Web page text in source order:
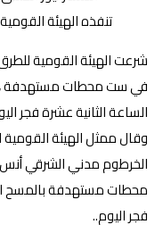
شرعت الهيئة القومية
في ست محطات مستهدفة ،
الساعة الثانية عشرة فجر
وقال ممثل الهيئة
الخرطوم مدني الشرقي
محطات مستهدفة بالمسح
فجر اليوم..